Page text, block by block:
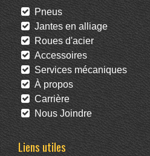
Pneus
Jantes en alliage
Roues d'acier
Accessoires
Services mécaniques
À propos
Carrière
Nous Joindre
Liens utiles